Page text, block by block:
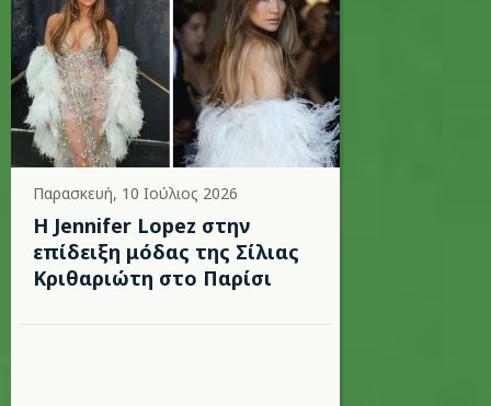
Παρασκευή, 10 Ιούλιος 2026
Η Jennifer Lopez στην
επίδειξη μόδας της Σίλιας
Κριθαριώτη στο Παρίσι